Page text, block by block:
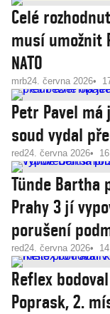
Celé
musí umožnit
NATO
mrb24. června 2026
Petr Pavel má
soud vydal
red24. června 2026
Tünde Bartha
Prahy 3 jí
porušení
red24. června 2026
Reflex
Poprask, 2.